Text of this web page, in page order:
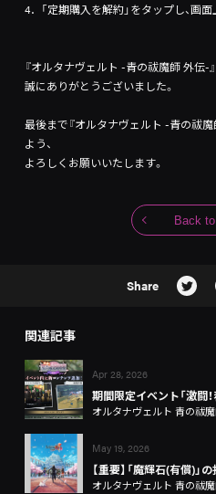
4．「定期購入を解約」をタップし、画
『オルタナヴェルト -青の祓魔師 外伝-
誠にありがとうございました。
最後まで『オルタナヴェルト -青の祓
よう、
よろしくお願いいたします。
Back
Share
関連記事
Apr 28, 2026
期間限定イベント「激闘
オルタナヴェルト 青の祓
May 19, 2026
【重要】「魔輝石(有償)
オルタナヴェルト 青の祓